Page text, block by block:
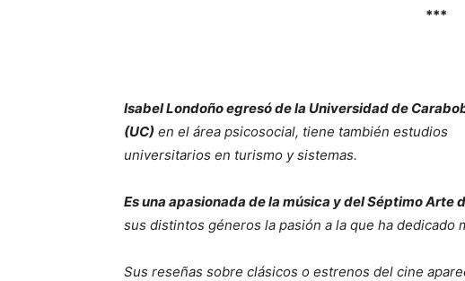
***
Isabel Londoño egresó de la Universidad de
(UC) en el área psicosocial, tiene también estudios
universitarios en turismo y sistemas.
Es una apasionada de la música y del Séptimo Arte
sus distintos géneros la pasión a la que ha dedicado
Sus reseñas sobre clásicos o estrenos del cine